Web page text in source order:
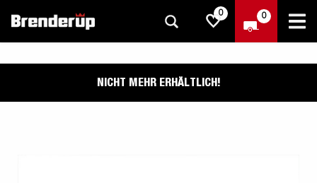
0 0
NICHT MEHR ERHÄLTLICH!